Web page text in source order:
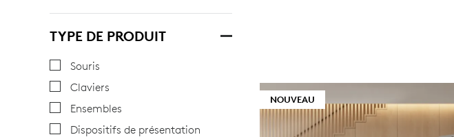
TYPE DE PRODUIT
Souris
Claviers
Ensembles
Dispositifs de présentation
NOUVEAU